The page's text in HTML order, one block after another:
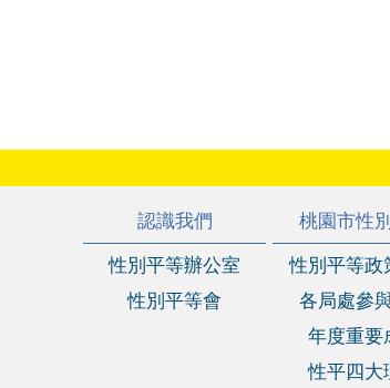
認識我們
性別平等辦公室
性別平等會
桃園市性
性別平等政
各局處參
年度重要
性平四大